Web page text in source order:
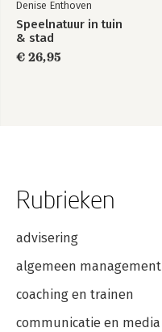
Denise Enthoven
Speelnatuur in tuin
& stad
€ 26,95
Rubrieken
advisering
algemeen management
coaching en trainen
communicatie en media